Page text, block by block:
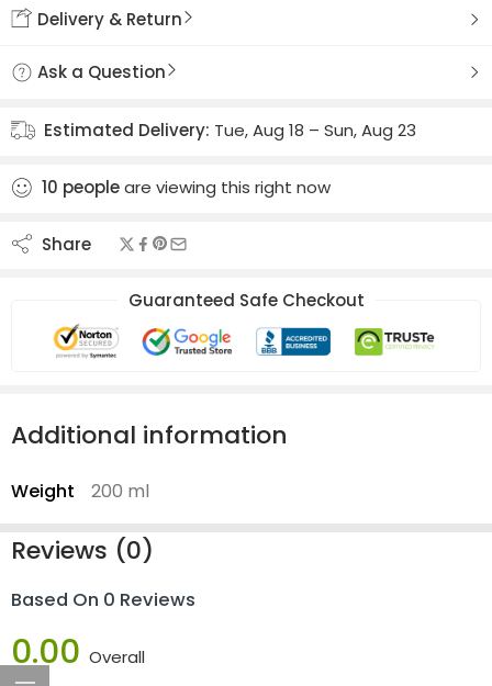
Delivery & Return
Ask a Question
Estimated Delivery: Tue, Aug 18 – Sun, Aug 23
10 peopleare viewing this right now
Share
Guaranteed Safe Checkout
Additional information
Weight 200 ml
Reviews (0)
Based On 0 Reviews
0.00 Overall